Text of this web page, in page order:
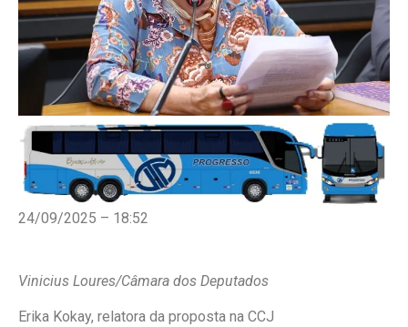
24/09/2025 – 18:52
Vinicius Loures/Câmara dos Deputados
Erika Kokay, relatora da proposta na CCJ